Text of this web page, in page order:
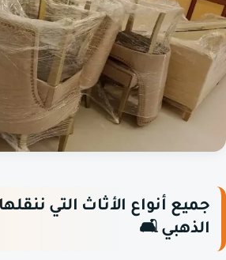
جميع أنواع الأثاث التي
الذهبي 🛋️